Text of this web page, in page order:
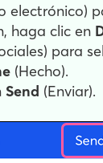
electrónico)
haga clic en
para
(Hecho).
Send (Enviar).